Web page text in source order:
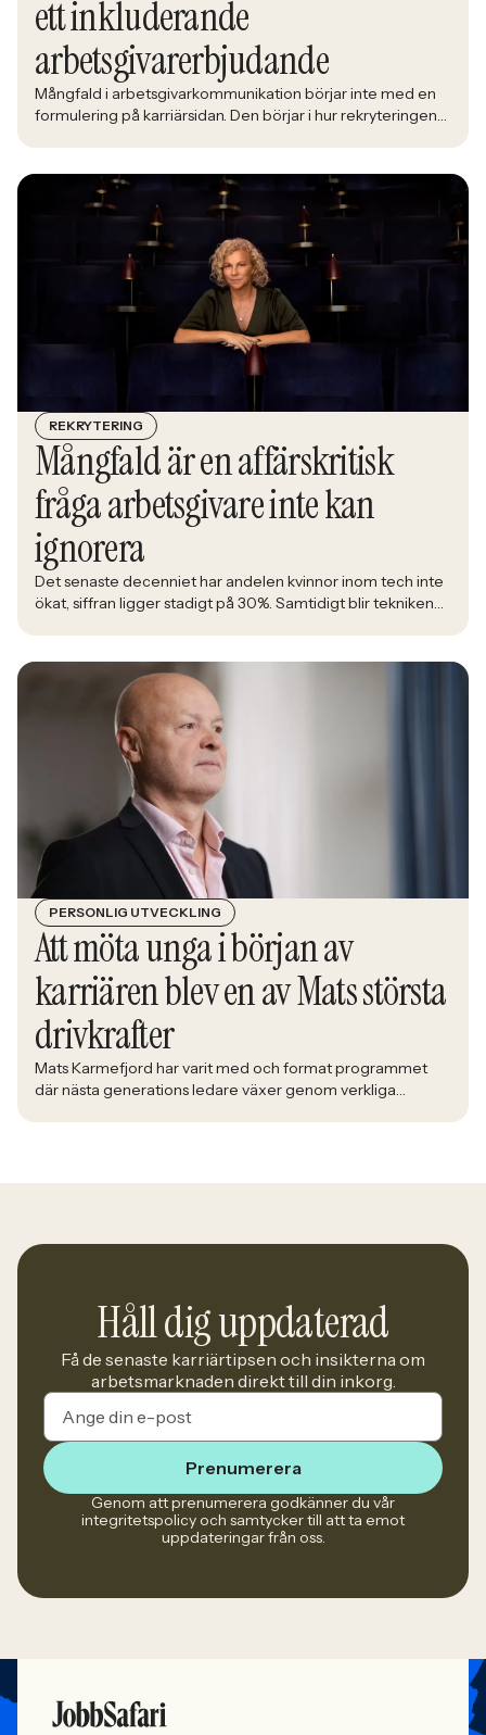
ett inkluderande
arbetsgivarerbjudande
Mångfald i arbetsgivarkommunikation börjar inte med en
formulering på karriärsidan. Den börjar i hur rekryteringen
mer medvetna, regelverken skärps och konkurrensen om
rätt kompetens förändras räcker det inte längre att säga
att alla är välkomna. Arbetsgivare behöver kunna visa vad
det betyder i praktiken.
REKRYTERING
Mångfald är en affärskritisk
fråga arbetsgivare inte kan
ignorera
Det senaste decenniet har andelen kvinnor inom tech inte
ökat, siffran ligger stadigt på 30%. Samtidigt blir tekniken
den låga andelen kvinnor inom branschen är en ren
PERSONLIG UTVECKLING
Att möta unga i början av
karriären blev en av Mats största
drivkrafter
Mats Karmefjord har varit med och format programmet
där nästa generations ledare växer genom verkliga
Håll dig uppdaterad
Få de senaste karriärtipsen och insikterna om
arbetsmarknaden direkt till din inkorg.
Prenumerera
Genom att prenumerera godkänner du vår
integritetspolicy och samtycker till att ta emot
uppdateringar från oss.